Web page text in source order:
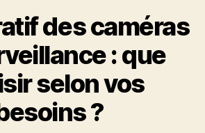
des caméras
: que
selon vos
?